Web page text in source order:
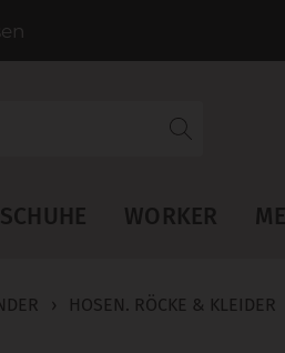
SCHUHE WORKER
› HOSEN. RÖCKE & KLEIDER